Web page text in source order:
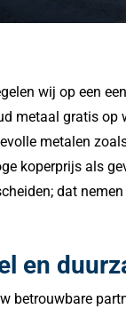
wij op een
metaal gratis
metalen
koperprijs als
dat
en
betrouwbare